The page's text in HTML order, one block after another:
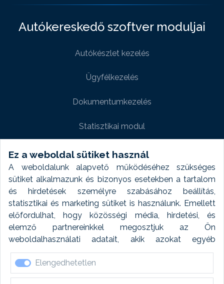
Ez a weboldal sütiket használ
A weboldalunk alapvető működéséhez szükséges
sütiket alkalmazunk és bizonyos esetekben a tartalom
és hirdetések személyre szabásához beállítás,
statisztikai és marketing sütiket is használunk. Emellett
előfordulhat, hogy közösségi média, hirdetési, és
elemző partnereinkkel megosztjuk az Ön
weboldalhasználati adatait, akik azokat egyéb
forrásokból gyűjtött adatokkal kombinálhatják. A sütik
elfogadásával kapcsolatosan naplózást végzünk és
ezen adatokat 6 hónap után automatikusan töröljük. A
Elengedhetetlen
Autókereskedő szoftver moduljai
Autókészlet kezelés
Ügyfélkezelés
Dokumentumkezelés
Statisztikai modul
Weboldal modul
Fényképtár extra modul
Autómosó modul
Feladatütemezés